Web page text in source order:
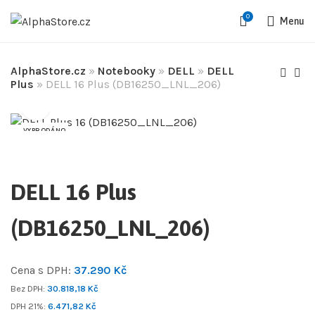
0 Menu
AlphaStore.cz » Notebooky » DELL » DELL
Plus » DELL 16 Plus (DB16250_LNL_206)
VYPRODÁNO
DELL 16 Plus
(DB16250_LNL_206)
Cena s DPH: 37.290 Kč
Bez DPH: 30.818,18 Kč
DPH 21%: 6.471,82 Kč